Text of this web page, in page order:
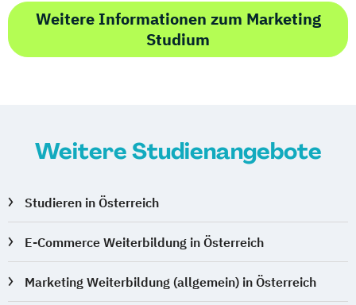
Weitere Informationen zum Marketing
Studium
Weitere Studienangebote
Studieren in Österreich
E-Commerce Weiterbildung in Österreich
Marketing Weiterbildung (allgemein) in Österreich